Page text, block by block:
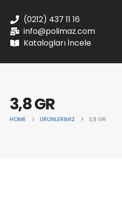
(0212) 437 11 16
info@polimaz.com
Katalogları İncele
3,8 GR
HOME ÜRÜNLERIMIZ 3,8 GR